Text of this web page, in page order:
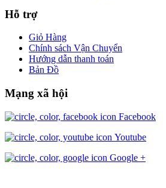
Hỗ trợ
Giỏ Hàng
Chính sách Vận Chuyển
Hướng dẫn thanh toán
Bản Đồ
Mạng xã hội
Facebook
Youtube
Google +